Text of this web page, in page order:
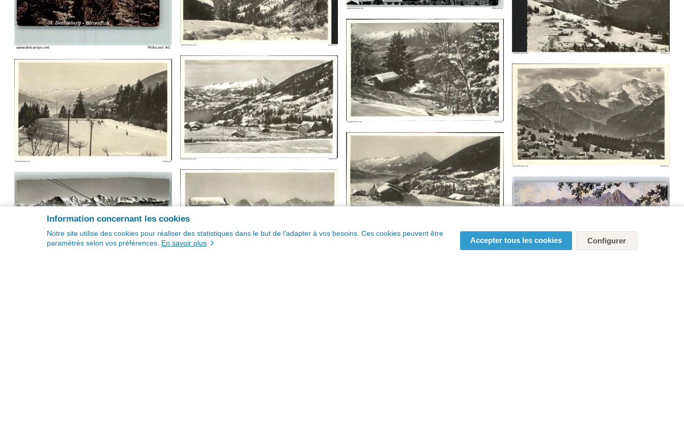
Information concernant les cookies
Notre site utilise des cookies pour réaliser des statistiques dans le but de l’adapter à vos besoins. Ces cookies peuvent être
paramétrés selon vos préférences. En savoir plus Accepter tous les cookies Configurer